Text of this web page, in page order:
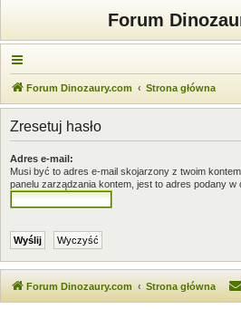
Forum
Forum Dinozaury.com Strona główna
Zresetuj hasło
Adres e-mail:
Musi być to adres e-mail skojarzony z twoim
panelu zarządzania kontem, jest to adres podany w
Forum Dinozaury.com Strona główna